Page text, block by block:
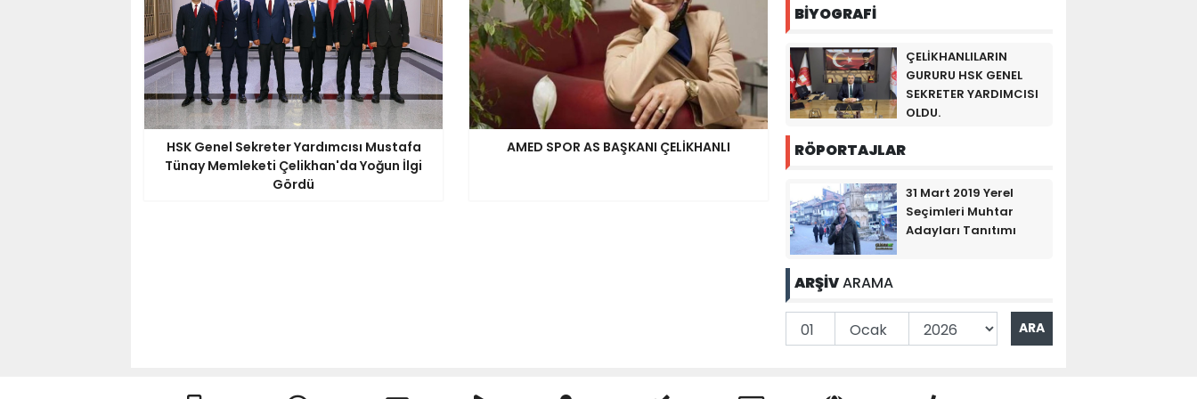
HSK Genel Sekreter Yardımcısı Mustafa
Tünay Memleketi Çelikhan'da Yoğun İlgi
Gördü
AMED SPOR AS BAŞKANI ÇELİKHANLI
BİYOGRAFİ
ÇELİKHANLILARIN
GURURU HSK GENEL
SEKRETER YARDIMCISI
OLDU.
RÖPORTAJLAR
31 Mart 2019 Yerel
Seçimleri Muhtar
Adayları Tanıtımı
ARŞİVARAMA